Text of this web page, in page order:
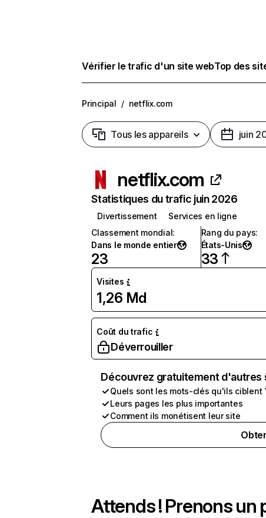
Vérifier le trafic d'un site webTop des
Principal / netflix.com
Tous les appareils juin
netflix.com
Statistiques du trafic juin 2026
Divertissement
Services en ligne
Classement mondial:
Dans le monde entier
23
Rang du pays:
États-Unis
33
Visites
1,26 Md
Coût du trafic
Déverrouiller
Découvrez gratuitement
Quels sont les mots-clés qu'ils ciblent
Leurs pages les plus importantes
Comment ils monétisent leur site
Attends ! Prenons un